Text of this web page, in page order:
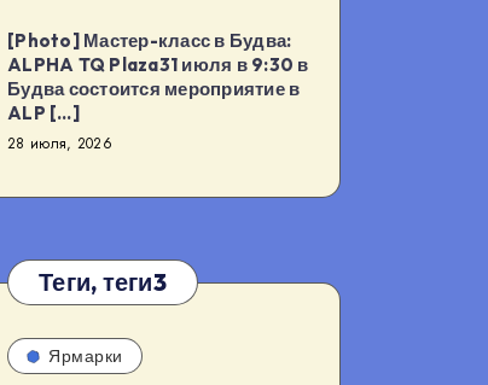
[Photo] Мастер-класс в Будва:
ALPHA TQ Plaza31 июля в 9:30 в
Будва состоится мероприятие в
ALP […]
28 июля, 2026
Теги, теги3
Ярмарки